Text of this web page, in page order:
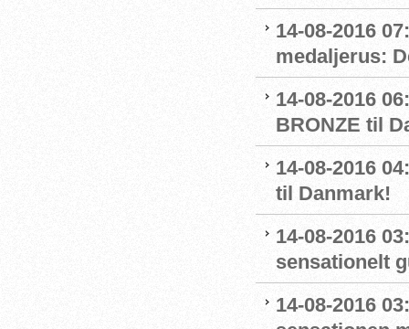
14-08-2016
medaljerus:
14-08-2016
BRONZE til
14-08-2016
til Danmark!
14-08-2016
sensationelt
14-08-2016